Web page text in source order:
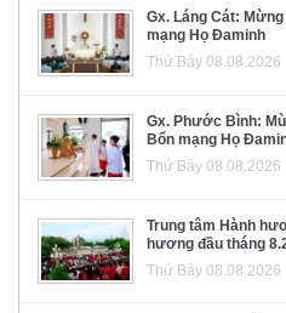
Gx. Láng Cát:
mạng Họ Đaminh
Thứ Bảy 08.08.2026
Gx. Phước Bình:
Bổn mạng Họ
Thứ Bảy 08.08.2026
Trung tâm Hành
hương đầu tháng
Thứ Bảy 08.08.2026